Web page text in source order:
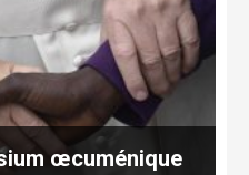
œcuménique